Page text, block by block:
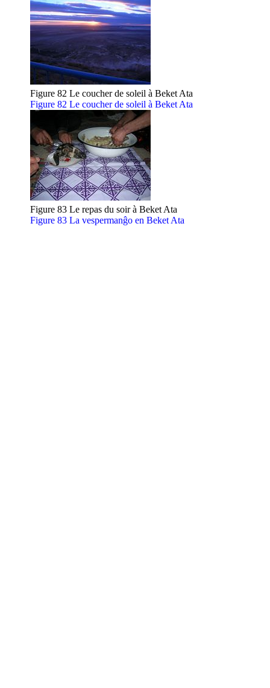
Figure 82 Le coucher de soleil à Beket Ata
Figure 82 Le coucher de soleil à Beket Ata
Figure 83 Le repas du soir à Beket Ata
Figure 83 La vespermanĝo en Beket Ata